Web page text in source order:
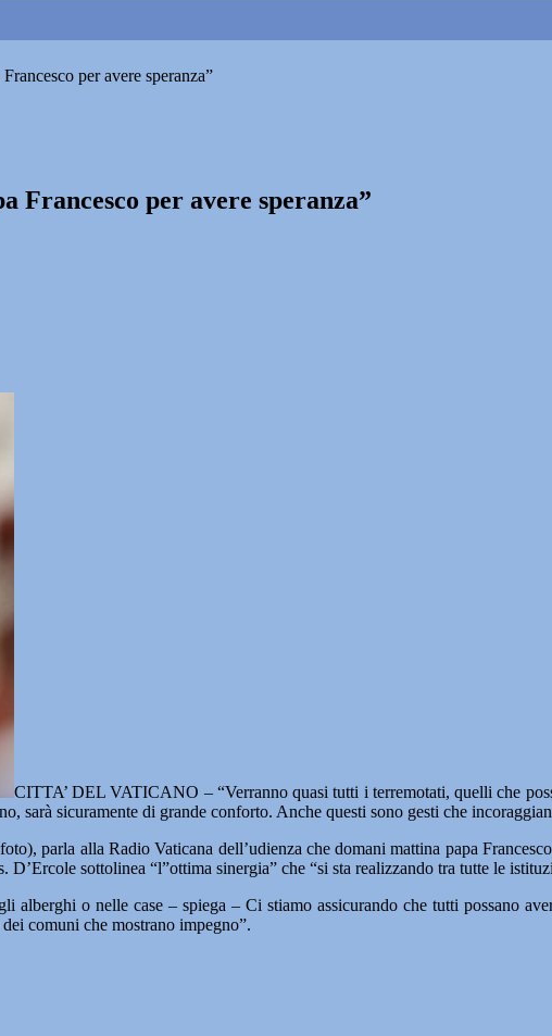
per avere speranza”
Francesco per avere speranza”
CITTA’ DEL VATICANO – “Verranno quasi tutti i terremotati, quelli che
sarà sicuramente di grande conforto. Anche questi sono gesti che
parla alla Radio Vaticana dell’udienza che domani mattina papa
sottolinea “l”ottima sinergia” che “si sta realizzando tra tutte le
alberghi o nelle case – spiega – Ci stiamo assicurando che tutti possano
comuni che mostrano impegno”.